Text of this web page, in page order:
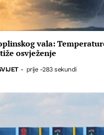
vala:
osvježenje
- prije -283 sekundi